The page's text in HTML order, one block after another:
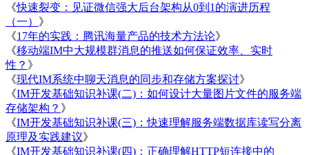
《快速裂变：见证微信强大后台架构从0到1的演进历程
（一） 》
《17年的实践：腾讯海量产品的技术方法论》
《移动端IM中大规模群消息的推送如何保证效率、实时
性？ 》
《现代IM系统中聊天消息的同步和存储方案探讨》
《IM开发基础知识补课(二)：如何设计大量图片文件的服务端
存储架构？ 》
《IM开发基础知识补课(三)：快速理解服务端数据库读写分离
原理及实践建议》
《IM开发基础知识补课(四)：正确理解HTTP短连接中的